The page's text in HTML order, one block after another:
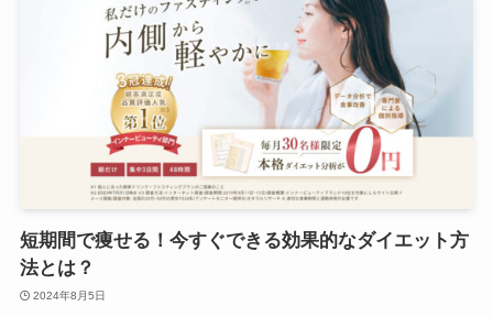
短期間で痩せる！今すぐできる効果的なダイエット方
法とは？
2024年8月5日